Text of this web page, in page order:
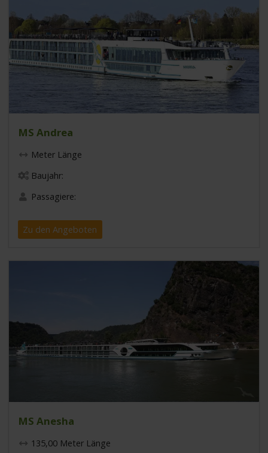
MS Andrea
Meter Länge
Baujahr:
Passagiere:
Zu den Angeboten
MS Anesha
135,00 Meter Länge